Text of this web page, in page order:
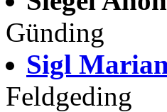
Günding
Sigl
Feldgeding